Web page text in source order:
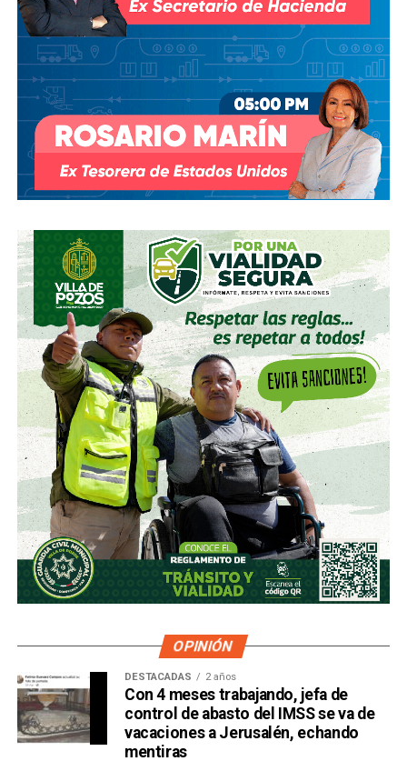
OPINIÓN
DESTACADAS 2 años
Con 4 meses trabajando, jefa de
control de abasto del IMSS se va de
vacaciones a Jerusalén, echando
mentiras